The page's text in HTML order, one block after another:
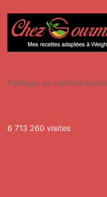
Politique de confidentialité
6 713 260 visites